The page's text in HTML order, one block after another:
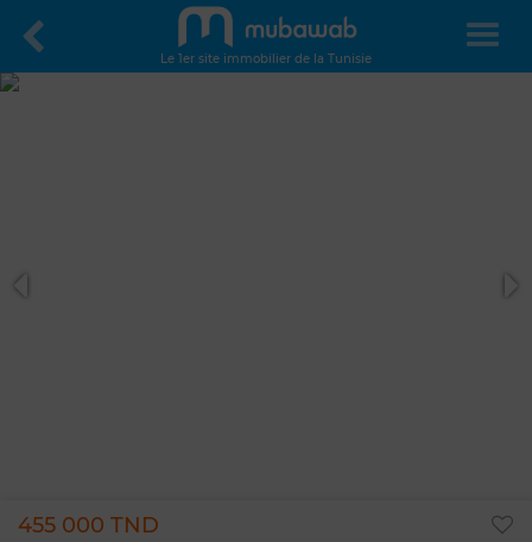
Le 1er site immobilier de la Tunisie
455 000 TND